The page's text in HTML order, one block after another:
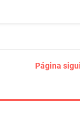
Página